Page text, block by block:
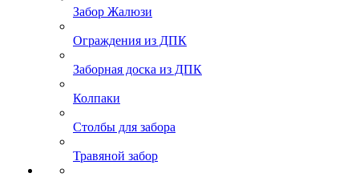
Забор Жалюзи
Ограждения из ДПК
Заборная доска из ДПК
Колпаки
Столбы для забора
Травяной забор